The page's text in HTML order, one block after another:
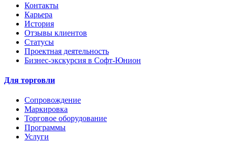
Контакты
Карьера
История
Отзывы клиентов
Статусы
Проектная деятельность
Бизнес-экскурсия в Софт-Юнион
Для торговли
Сопровождение
Маркировка
Торговое оборудование
Программы
Услуги